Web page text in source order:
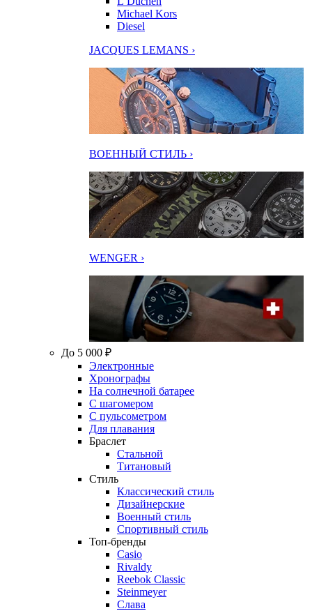
Michael Kors
Diesel
JACQUES LEMANS ›
ВОЕННЫЙ СТИЛЬ ›
WENGER ›
До 5 000 ₽
Электронные
Хронографы
На солнечной батарее
С шагомером
С пульсометром
Для плавания
Браслет
Стальной
Титановый
Стиль
Классический стиль
Дизайнерские
Военный стиль
Спортивный стиль
Топ-бренды
Casio
Rivaldy
Reebok Classic
Steinmeyer
Слава